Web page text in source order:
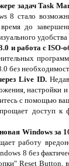
задач Task
8 стало
время до
удобства
и работа с ISO-
без
Live ID.
с помощью
доступ
Windows за
работу
8 без
Reset Button,